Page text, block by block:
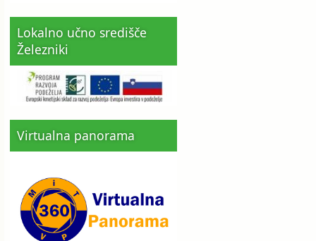
Lokalno učno središče
Železniki
Virtualna panorama